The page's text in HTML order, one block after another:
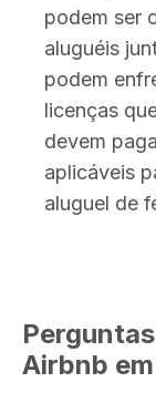
podem ser
aluguéis
podem
licenças
devem
aplicáveis
aluguel de
Airbnb